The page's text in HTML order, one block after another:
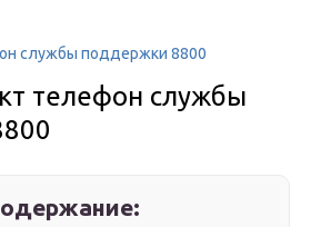
службы поддержки 8800
телефон службы